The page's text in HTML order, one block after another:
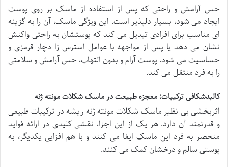
حس آرامش و راحتی که پس از استفاده از ماسک بر روی پوست
ایجاد می شود، بسیار دلپذیر است. این ویژگی ماسک، آن را به گزینه
ای مناسب برای افرادی تبدیل می کند که پوستشان به راحتی واکنش
نشان می دهد یا پس از مواجهه با عوامل استرس زا دچار قرمزی و
حساسیت می شود. پوست آرام و بدون التهاب، حس آرامش و سلامتی
را به فرد منتقل می کند.
کالبدشکافی ترکیبات: معجزه طبیعت در ماسک شکلات مونته ژنه
اثربخشی بی نظیر ماسک شکلات مونته ژنه ریشه در ترکیبات طبیعی
و قدرتمند آن دارد. هر یک از این اجزا، نقشی کلیدی در ارائه فواید
منحصر به فرد این ماسک ایفا می کنند و با هم افزایی یکدیگر، به
پوستی سالم و درخشان کمک می کنند.